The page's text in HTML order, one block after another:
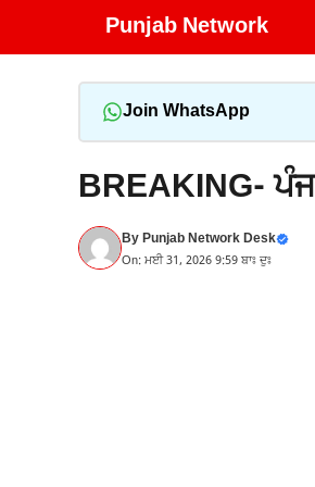
Punjab Network
Join WhatsApp
BREAKING-
ByPunjab Network Desk
On: ਮਈ 31, 2026 9:59 ਬਾਃ ਦੁਃ